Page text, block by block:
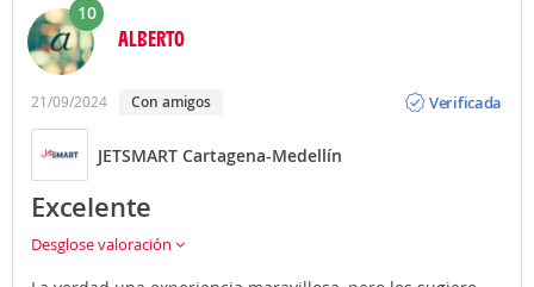
10
ALBERTO
21/09/2024 con amigos
Verificada
JETSMART Cartagena-Medellín
Excelente
Desglose valoración